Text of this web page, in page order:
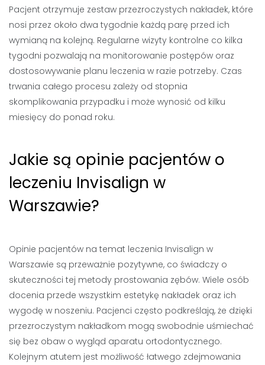
Pacjent otrzymuje zestaw przezroczystych nakładek, które
nosi przez około dwa tygodnie każdą parę przed ich
wymianą na kolejną. Regularne wizyty kontrolne co kilka
tygodni pozwalają na monitorowanie postępów oraz
dostosowywanie planu leczenia w razie potrzeby. Czas
trwania całego procesu zależy od stopnia
skomplikowania przypadku i może wynosić od kilku
miesięcy do ponad roku.
Jakie są opinie pacjentów o
leczeniu Invisalign w
Warszawie?
Opinie pacjentów na temat leczenia Invisalign w
Warszawie są przeważnie pozytywne, co świadczy o
skuteczności tej metody prostowania zębów. Wiele osób
docenia przede wszystkim estetykę nakładek oraz ich
wygodę w noszeniu. Pacjenci często podkreślają, że dzięki
przezroczystym nakładkom mogą swobodnie uśmiechać
się bez obaw o wygląd aparatu ortodontycznego.
Kolejnym atutem jest możliwość łatwego zdejmowania